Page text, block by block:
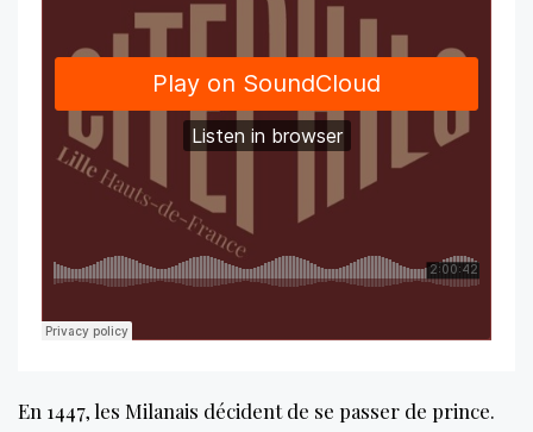
En 1447, les Milanais décident de se passer de prince.